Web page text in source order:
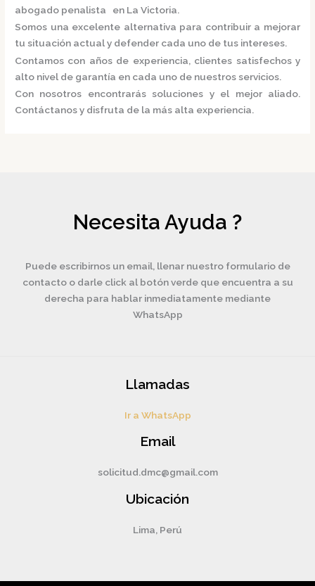
abogado penalista en La Victoria.
Somos una excelente alternativa para contribuir a mejorar
tu situación actual y defender cada uno de tus intereses.
Contamos con años de experiencia, clientes satisfechos y
alto nivel de garantía en cada uno de nuestros servicios.
Con nosotros encontrarás soluciones y el mejor aliado.
Contáctanos y disfruta de la más alta experiencia.
Necesita Ayuda ?
Puede escribirnos un email, llenar nuestro formulario de
contacto o darle click al botón verde que encuentra a su
derecha para hablar inmediatamente mediante
WhatsApp
Llamadas
Ir a WhatsApp
Email
solicitud.dmc@gmail.com
Ubicación
Lima, Perú